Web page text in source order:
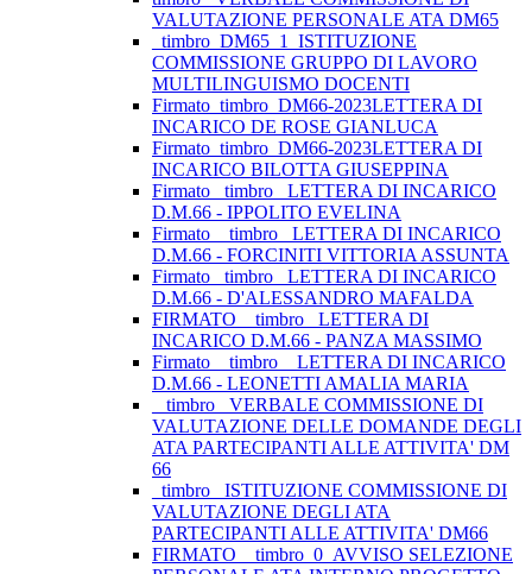
VALUTAZIONE PERSONALE ATA DM65
_timbro_DM65_1_ISTITUZIONE
COMMISSIONE GRUPPO DI LAVORO
MULTILINGUISMO DOCENTI
Firmato_timbro_DM66-2023LETTERA DI
INCARICO DE ROSE GIANLUCA
Firmato_timbro_DM66-2023LETTERA DI
INCARICO BILOTTA GIUSEPPINA
Firmato_ timbro _LETTERA DI INCARICO
D.M.66 - IPPOLITO EVELINA
Firmato _ timbro _LETTERA DI INCARICO
D.M.66 - FORCINITI VITTORIA ASSUNTA
Firmato_ timbro _LETTERA DI INCARICO
D.M.66 - D'ALESSANDRO MAFALDA
FIRMATO _ timbro _LETTERA DI
INCARICO D.M.66 - PANZA MASSIMO
Firmato _ timbro _ LETTERA DI INCARICO
D.M.66 - LEONETTI AMALIA MARIA
_ timbro_ VERBALE COMMISSIONE DI
VALUTAZIONE DELLE DOMANDE DEGLI
ATA PARTECIPANTI ALLE ATTIVITA' DM
66
_timbro_ ISTITUZIONE COMMISSIONE DI
VALUTAZIONE DEGLI ATA
PARTECIPANTI ALLE ATTIVITA' DM66
FIRMATO__timbro_0_AVVISO SELEZIONE